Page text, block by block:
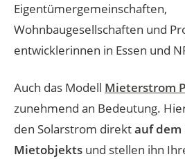
Eigentümergemeinschaften,
Wohnbaugesellschaften und
entwicklerinnen in Essen und
Auch das Modell Mieterstrom
zunehmend an Bedeutung.
den Solarstrom direktauf dem
Mietobjekts und stellen ihn